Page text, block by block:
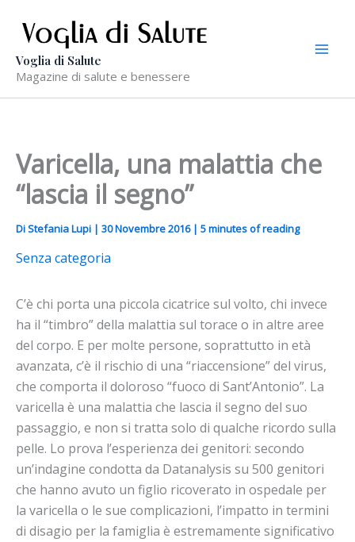
contenuto
Voglia di Salute
Magazine di salute e benessere
Varicella, una malattia che
“lascia il segno”
DiStefania Lupi | 30 Novembre 2016 | 5 minutes of reading
Senza categoria
C’è chi porta una piccola cicatrice sul volto, chi invece
ha il “timbro” della malattia sul torace o in altre aree
del corpo. E per molte persone, soprattutto in età
avanzata, c’è il rischio di una “riaccensione” del virus,
che comporta il doloroso “fuoco di Sant’Antonio”. La
varicella è una malattia che lascia il segno del suo
passaggio, e non si tratta solo di qualche ricordo sulla
pelle. Lo prova l’esperienza dei genitori: secondo
un’indagine condotta da Datanalysis su 500 genitori
che hanno avuto un figlio ricoverato in ospedale per
la varicella o le sue complicazioni, l’impatto in termini
di disagio per la famiglia è estremamente significativo